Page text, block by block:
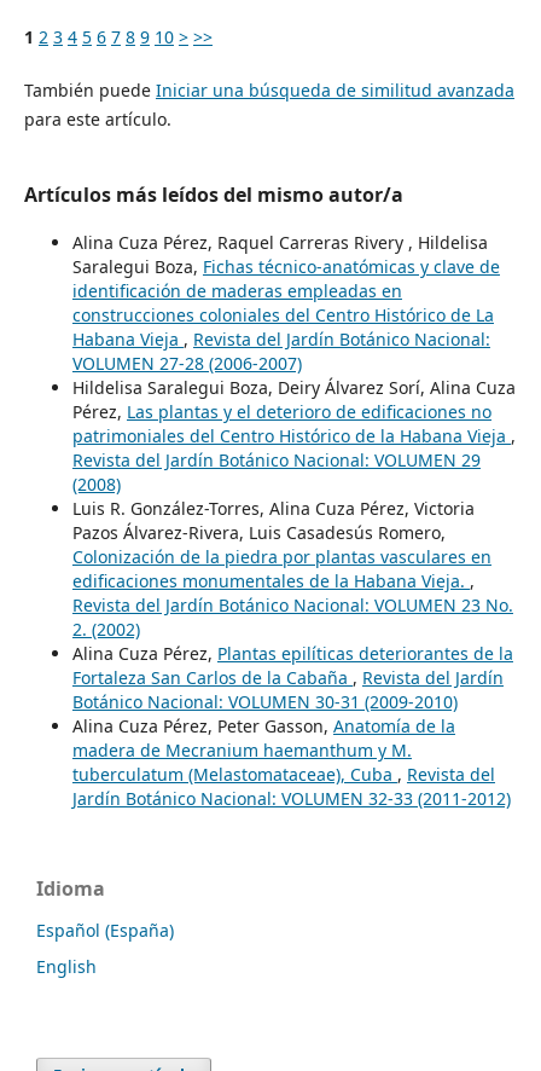
1 2 3 4 5 6 7 8 9 10 > >>
También puede Iniciar una búsqueda de similitud avanzada
para este artículo.
Artículos más leídos del mismo autor/a
Alina Cuza Pérez, Raquel Carreras Rivery , Hildelisa
Saralegui Boza, Fichas técnico-anatómicas y clave de
identificación de maderas empleadas en
construcciones coloniales del Centro Histórico de La
Habana Vieja , Revista del Jardín Botánico Nacional:
VOLUMEN 27-28 (2006-2007)
Hildelisa Saralegui Boza, Deiry Álvarez Sorí, Alina Cuza
Pérez, Las plantas y el deterioro de edificaciones no
patrimoniales del Centro Histórico de la Habana Vieja ,
Revista del Jardín Botánico Nacional: VOLUMEN 29
(2008)
Luis R. González-Torres, Alina Cuza Pérez, Victoria
Pazos Álvarez-Rivera, Luis Casadesús Romero,
Colonización de la piedra por plantas vasculares en
edificaciones monumentales de la Habana Vieja. ,
Revista del Jardín Botánico Nacional: VOLUMEN 23 No.
2. (2002)
Alina Cuza Pérez, Plantas epilíticas deteriorantes de la
Fortaleza San Carlos de la Cabaña , Revista del Jardín
Botánico Nacional: VOLUMEN 30-31 (2009-2010)
Alina Cuza Pérez, Peter Gasson, Anatomía de la
madera de Mecranium haemanthum y M.
tuberculatum (Melastomataceae), Cuba , Revista del
Jardín Botánico Nacional: VOLUMEN 32-33 (2011-2012)
Idioma
Español (España)
English